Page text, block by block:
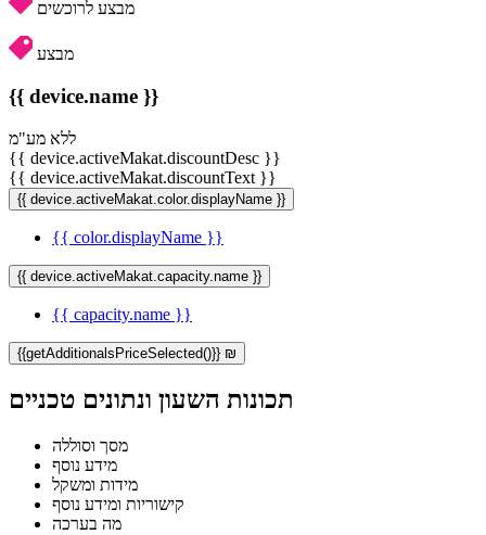
מבצע לרוכשים
מבצע
{{ device.name }}
ללא מע"מ
{{ device.activeMakat.discountDesc }}
{{ device.activeMakat.discountText }}
{{ device.activeMakat.color.displayName }}
{{ color.displayName }}
{{ device.activeMakat.capacity.name }}
{{ capacity.name }}
{{getAdditionalsPriceSelected()}} ₪
תכונות השעון ונתונים טכניים
מסך וסוללה
מידע נוסף
מידות ומשקל
קישוריות ומידע נוסף
מה בערכה